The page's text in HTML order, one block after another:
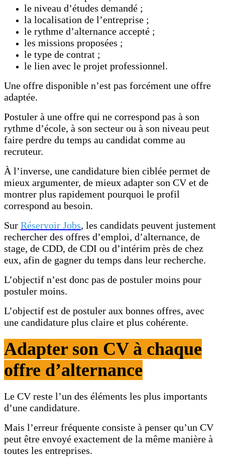
le niveau d’études demandé ;
la localisation de l’entreprise ;
le rythme d’alternance accepté ;
les missions proposées ;
le type de contrat ;
le lien avec le projet professionnel.
Une offre disponible n’est pas forcément une offre
adaptée.
Postuler à une offre qui ne correspond pas à son
rythme d’école, à son secteur ou à son niveau peut
faire perdre du temps au candidat comme au
recruteur.
À l’inverse, une candidature bien ciblée permet de
mieux argumenter, de mieux adapter son CV et de
montrer plus rapidement pourquoi le profil
correspond au besoin.
Sur Réservoir Jobs, les candidats peuvent justement
rechercher des offres d’emploi, d’alternance, de
stage, de CDD, de CDI ou d’intérim près de chez
eux, afin de gagner du temps dans leur recherche.
L’objectif n’est donc pas de postuler moins pour
postuler moins.
L’objectif est de postuler aux bonnes offres, avec
une candidature plus claire et plus cohérente.
Adapter son CV à chaque
offre d’alternance
Le CV reste l’un des éléments les plus importants
d’une candidature.
Mais l’erreur fréquente consiste à penser qu’un CV
peut être envoyé exactement de la même manière à
toutes les entreprises.